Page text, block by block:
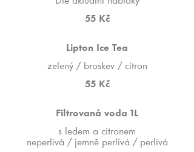
55 Kč
Lipton Ice Tea
zelený / broskev / citron
55 Kč
Filtrovaná voda 1L
s ledem a citronem
neperlivá / jemně perlivá / perlivá